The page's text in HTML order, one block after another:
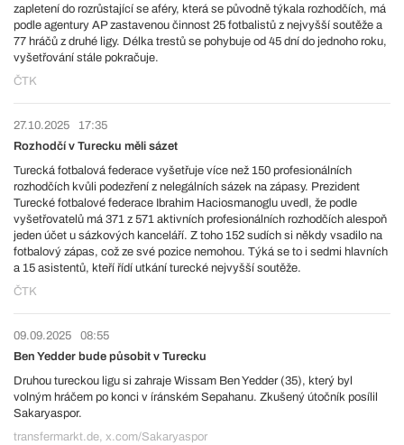
zapletení do rozrůstající se aféry, která se původně týkala rozhodčích, má
podle agentury AP zastavenou činnost 25 fotbalistů z nejvyšší soutěže a
77 hráčů z druhé ligy. Délka trestů se pohybuje od 45 dní do jednoho roku,
vyšetřování stále pokračuje.
ČTK
27.10.2025
17:35
Rozhodčí v Turecku měli sázet
Turecká fotbalová federace vyšetřuje více než 150 profesionálních
rozhodčích kvůli podezření z nelegálních sázek na zápasy. Prezident
Turecké fotbalové federace Ibrahim Haciosmanoglu uvedl, že podle
vyšetřovatelů má 371 z 571 aktivních profesionálních rozhodčích alespoň
jeden účet u sázkových kanceláří. Z toho 152 sudích si někdy vsadilo na
fotbalový zápas, což ze své pozice nemohou. Týká se to i sedmi hlavních
a 15 asistentů, kteří řídí utkání turecké nejvyšší soutěže.
ČTK
09.09.2025
08:55
Ben Yedder bude působit v Turecku
Druhou tureckou ligu si zahraje Wissam Ben Yedder (35), který byl
volným hráčem po konci v íránském Sepahanu. Zkušený útočník posílil
Sakaryaspor.
transfermarkt.de, x.com/Sakaryaspor